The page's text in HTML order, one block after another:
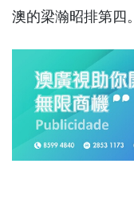
澳的梁瀚昭排第四。